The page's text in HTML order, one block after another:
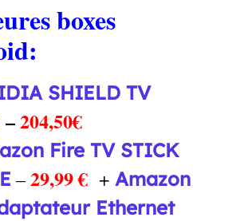
boxes
SHIELD TV
–204,50€
Fire TV STICK
–29,99 € + Amazon
Ethernet